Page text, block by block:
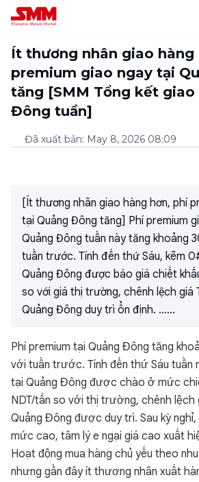
Ít thương nhân giao hàng
premium giao ngay tại
tăng [SMM Tổng kết giao
Đông tuần]
Đã xuất bản: May 8, 2026 08:09
[Ít thương nhân giao hàng hơn, phí
tại Quảng Đông tăng] Phí premium
Quảng Đông tuần này tăng khoảng
tuần trước. Tính đến thứ Sáu, kẽm
Quảng Đông được báo giá chiết
so với giá thị trường, chênh lệch giá
Quảng Đông duy trì ổn định. ......
Phí premium tại Quảng Đông tăng
với tuần trước. Tính đến thứ Sáu tuần
tại Quảng Đông được chào ở mức
NDT/tấn so với thị trường, chênh lệch
Quảng Đông được duy trì. Sau kỳ
mức cao, tâm lý e ngại giá cao xuất
Hoạt động mua hàng chủ yếu theo
nhưng gần đây ít thương nhân xuất